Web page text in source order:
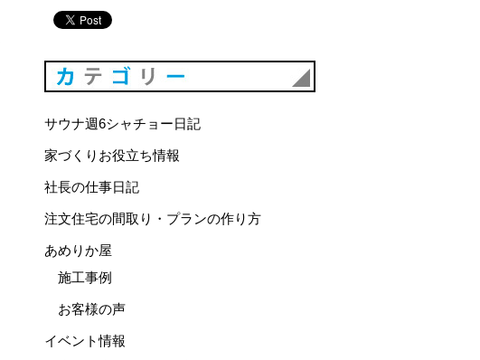
サウナ週6シャチョー日記
家づくりお役立ち情報
社長の仕事日記
注文住宅の間取り・プランの作り方
あめりか屋
施工事例
お客様の声
イベント情報